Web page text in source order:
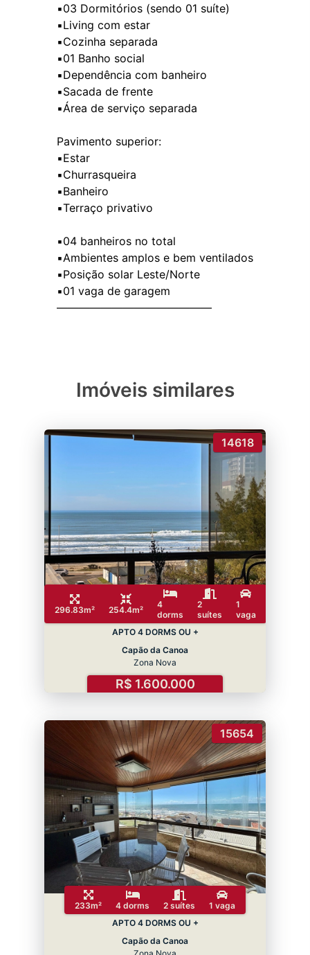
▪️03 Dormitórios (sendo 01 suíte)
▪️Living com estar
▪️Cozinha separada
▪️01 Banho social
▪️Dependência com banheiro
▪️Sacada de frente
▪️Área de serviço separada
Pavimento superior:
▪️Estar
▪️Churrasqueira
▪️Banheiro
▪️Terraço privativo
▪️04 banheiros no total
▪️Ambientes amplos e bem ventilados
▪️Posição solar Leste/Norte
▪️01 vaga de garagem
Imóveis similares
14618
296.83m² 254.4m²
4
dorms
2
suítes
1
vaga
APTO 4 DORMS OU +
Capão da Canoa
Zona Nova
R$ 1.600.000
15654
233m² 4 dorms 2 suítes
1 vaga
APTO 4 DORMS OU +
Capão da Canoa